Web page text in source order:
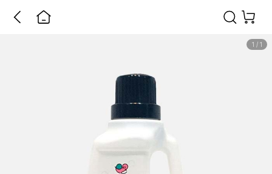
1 / 1